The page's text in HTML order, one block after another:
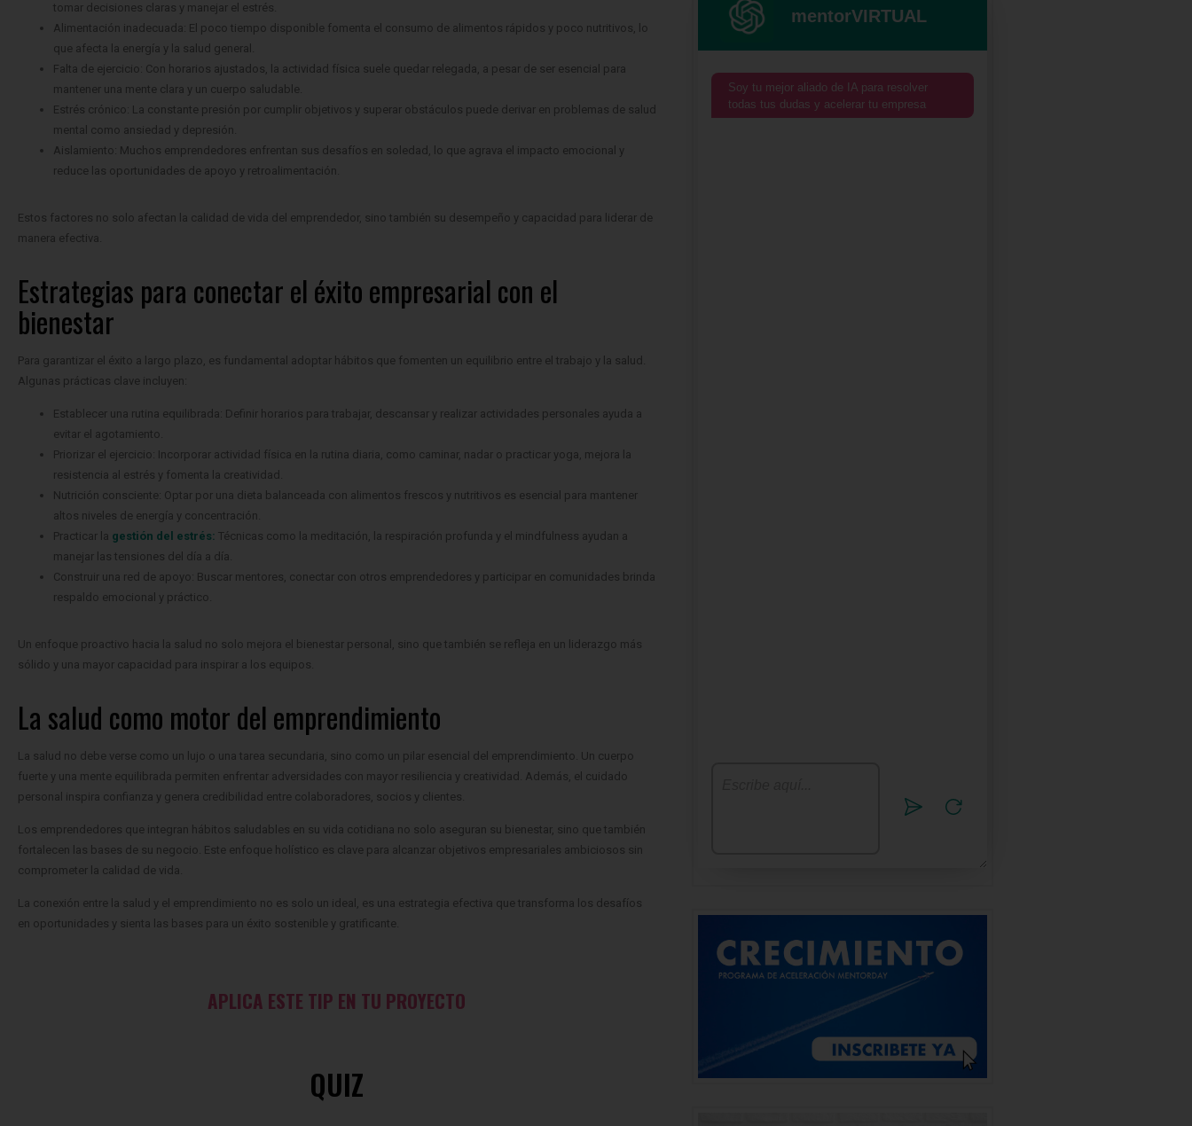
tomar decisiones claras y manejar el estrés.
Alimentación inadecuada: El poco tiempo disponible fomenta el consumo de alimentos rápidos y poco nutritivos, lo
que afecta la energía y la salud general.
Falta de ejercicio: Con horarios ajustados, la actividad física suele quedar relegada, a pesar de ser esencial para
mantener una mente clara y un cuerpo saludable.
Estrés crónico: La constante presión por cumplir objetivos y superar obstáculos puede derivar en problemas de salud
mental como ansiedad y depresión.
Aislamiento: Muchos emprendedores enfrentan sus desafíos en soledad, lo que agrava el impacto emocional y
reduce las oportunidades de apoyo y retroalimentación.
Estos factores no solo afectan la calidad de vida del emprendedor, sino también su desempeño y capacidad para liderar de
manera efectiva.
Estrategias para conectar el éxito empresarial con el
bienestar
Para garantizar el éxito a largo plazo, es fundamental adoptar hábitos que fomenten un equilibrio entre el trabajo y la salud.
Algunas prácticas clave incluyen:
Establecer una rutina equilibrada: Definir horarios para trabajar, descansar y realizar actividades personales ayuda a
evitar el agotamiento.
Priorizar el ejercicio: Incorporar actividad física en la rutina diaria, como caminar, nadar o practicar yoga, mejora la
resistencia al estrés y fomenta la creatividad.
Nutrición consciente: Optar por una dieta balanceada con alimentos frescos y nutritivos es esencial para mantener
altos niveles de energía y concentración.
Practicar la gestión del estrés: Técnicas como la meditación, la respiración profunda y el mindfulness ayudan a
manejar las tensiones del día a día.
Construir una red de apoyo: Buscar mentores, conectar con otros emprendedores y participar en comunidades brinda
respaldo emocional y práctico.
Un enfoque proactivo hacia la salud no solo mejora el bienestar personal, sino que también se refleja en un liderazgo más
sólido y una mayor capacidad para inspirar a los equipos.
La salud como motor del emprendimiento
La salud no debe verse como un lujo o una tarea secundaria, sino como un pilar esencial del emprendimiento. Un cuerpo
fuerte y una mente equilibrada permiten enfrentar adversidades con mayor resiliencia y creatividad. Además, el cuidado
personal inspira confianza y genera credibilidad entre colaboradores, socios y clientes.
Los emprendedores que integran hábitos saludables en su vida cotidiana no solo aseguran su bienestar, sino que también
fortalecen las bases de su negocio. Este enfoque holístico es clave para alcanzar objetivos empresariales ambiciosos sin
comprometer la calidad de vida.
La conexión entre la salud y el emprendimiento no es solo un ideal, es una estrategia efectiva que transforma los desafíos
en oportunidades y sienta las bases para un éxito sostenible y gratificante.
APLICA ESTE TIP EN TU PROYECTO
QUIZ
mentorVIRTUAL
Soy tu mejor aliado de IA para resolver
todas tus dudas y acelerar tu empresa
Tu opinión es importante para ayudarnos a mejorar